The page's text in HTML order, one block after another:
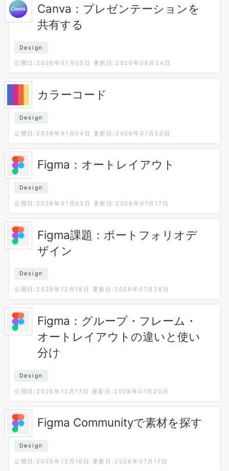
Canva：プレゼンテーションを
共有する
Design
公開日:2026年01月05日 更新日:2026年06月24日
カラーコード
Design
公開日:2026年01月04日 更新日:2026年07月20日
Figma：オートレイアウト
Design
公開日:2026年01月03日 更新日:2026年07月17日
Figma課題：ポートフォリオデ
ザイン
Design
公開日:2025年12月18日 更新日:2026年07月29日
Figma：グループ・フレーム・
オートレイアウトの違いと使い
分け
Design
公開日:2025年12月17日 更新日:2026年07月20日
Figma Communityで素材を探す
Design
公開日:2025年12月16日 更新日:2026年07月17日